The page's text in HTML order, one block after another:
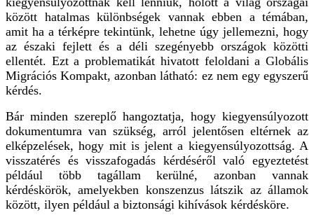
között hatalmas különbségek vannak ebben a témában,
amit ha a térképre tekintünk, lehetne úgy jellemezni, hogy
az északi fejlett és a déli szegényebb országok közötti
ellentét. Ezt a problematikát hivatott feloldani a Globális
Migrációs Kompakt, azonban látható: ez nem egy egyszerű
kérdés.
Bár minden szereplő hangoztatja, hogy kiegyensúlyozott
dokumentumra van szükség, arról jelentősen eltérnek az
elképzelések, hogy mit is jelent a kiegyensúlyozottság. A
visszatérés és visszafogadás kérdéséről való egyeztetést
például több tagállam kerülné, azonban vannak
kérdéskörök, amelyekben konszenzus látszik az államok
között, ilyen például a biztonsági kihívások kérdésköre.